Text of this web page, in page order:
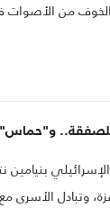
من الأصوات
بمسؤولية
و"حماس"
بنيامين
وتبادل الأسرى